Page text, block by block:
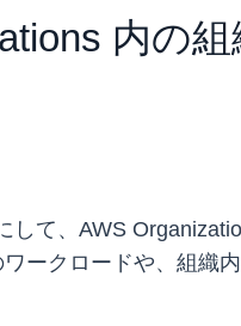
内の
て、AWS
ークロードや、組織